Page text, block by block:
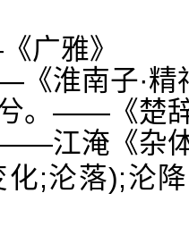
广雅》
淮南子·精
。——《楚
江淹《杂
;沦落);沦